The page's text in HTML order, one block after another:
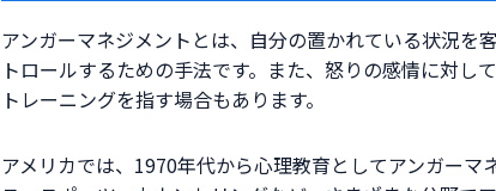
アンガーマネジメントとは、自分の置かれている状況
トロールするための手法です。また、怒りの感情に対
トレーニングを指す場合もあります。
アメリカでは、1970年代から心理教育としてアンガー